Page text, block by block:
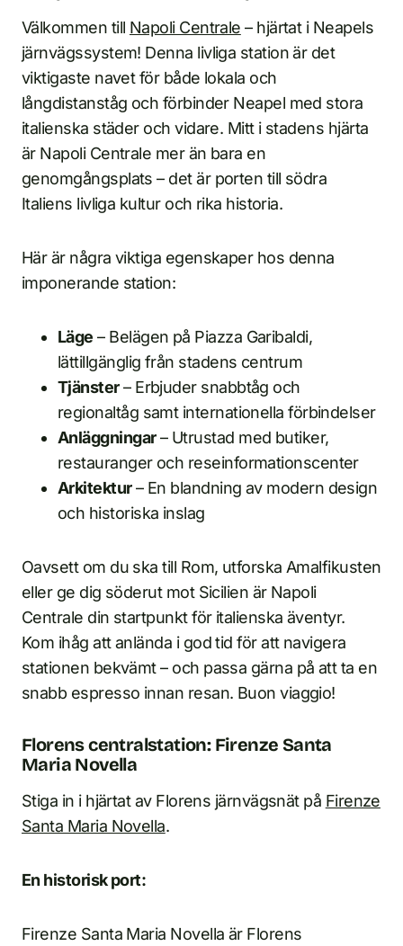
Välkommen till Napoli Centrale – hjärtat i Neapels
järnvägssystem! Denna livliga station är det
viktigaste navet för både lokala och
långdistanståg och förbinder Neapel med stora
italienska städer och vidare. Mitt i stadens hjärta
är Napoli Centrale mer än bara en
genomgångsplats – det är porten till södra
Italiens livliga kultur och rika historia.
Här är några viktiga egenskaper hos denna
imponerande station:
Läge – Belägen på Piazza Garibaldi,
lättillgänglig från stadens centrum
Tjänster– Erbjuder snabbtåg och
regionaltåg samt internationella förbindelser
Anläggningar– Utrustad med butiker,
restauranger och reseinformationscenter
Arkitektur– En blandning av modern design
och historiska inslag
Oavsett om du ska till Rom, utforska Amalfikusten
eller ge dig söderut mot Sicilien är Napoli
Centrale din startpunkt för italienska äventyr.
Kom ihåg att anlända i god tid för att navigera
stationen bekvämt – och passa gärna på att ta en
snabb espresso innan resan. Buon viaggio!
Florens centralstation: Firenze Santa
Maria Novella
Stiga in i hjärtat av Florens järnvägsnät på Firenze
Santa Maria Novella.
En historisk port:
Firenze Santa Maria Novella är Florens